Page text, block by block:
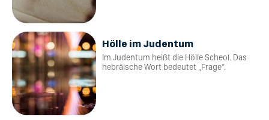
Hölle im Judentum
Im Judentum heißt die Hölle Scheol. Das
hebräische Wort bedeutet „Frage“.